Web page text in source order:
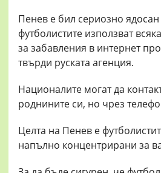
Пенев е бил сериозно ядосан
футболистите използват
за забавления в интернет
твърди руската агенция.
Националите могат да
роднините си, но чрез
Целта на Пенев е
напълно концентрирани за